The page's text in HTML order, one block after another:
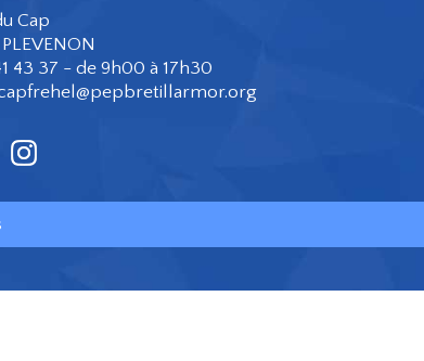
Cap
43 37 - de 9h00 à 17h30